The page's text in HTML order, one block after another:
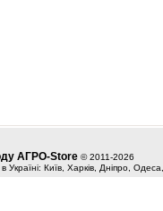
АГРО-Store © 2011-2026
Україні: Київ, Харків, Дніпро,